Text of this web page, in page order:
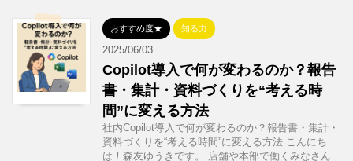
おすすめ度★ 知る力
2025/06/03
Copilot導入で何が変わるのか？報告
書・集計・資料づくりを“考える時
間”に変える方法
社内Copilot導入で何が変わるのか？報告書・集計・
資料づくりを“考える時間”に変える方法 こんにち
は！森友ゆうきです。 店舗や本部で働くみなさん